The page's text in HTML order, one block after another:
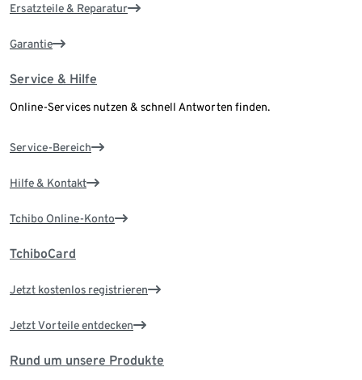
Ersatzteile & Reparatur
Garantie
Service & Hilfe
Online-Services nutzen & schnell Antworten finden.
Service-Bereich
Hilfe & Kontakt
Tchibo Online-Konto
TchiboCard
Jetzt kostenlos registrieren
Jetzt Vorteile entdecken
Rund um unsere Produkte